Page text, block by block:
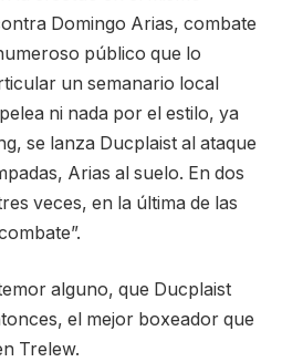
Domingo Arias, combate
público que lo
un semanario local
ni nada por el estilo, ya
se lanza Ducplaist al ataque
Arias al suelo. En dos
veces, en la última de las
alguno, que Ducplaist
el mejor boxeador que
Trelew.